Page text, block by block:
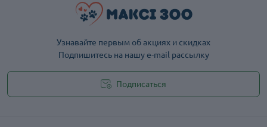
Узнавайте первым об акциях и скидках
Подпишитесь на нашу e-mail рассылку
Подписаться